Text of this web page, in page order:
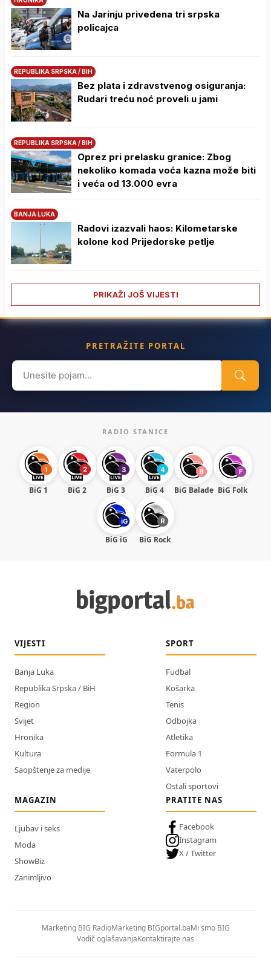
Na Јarinju privedena tri srpska
policajca
REPUBLIKA SRPSKA / BIH
Bez plata i zdravstvenog osiguranja:
Rudari treću noć proveli u jami
REPUBLIKA SRPSKA / BIH
Oprez pri prelasku granice: Zbog
nekoliko komada voća kazna može biti
i veća od 13.000 evra
BANJA LUKA
Radovi izazvali haos: Kilometarske
kolone kod Prijedorske petlje
PRIKAŽI JOŠ VIJESTI
PRETRAŽITE PORTAL
Search
for:
RADIO STANICE
BiG 1 BiG 2 BiG 3 BiG 4 BiG Balade BiG Folk
BiG iG BiG Rock
VIJESTI
Banja Luka
Republika Srpska / BiH
Region
Svijet
Hronika
Kultura
Saopštenje za medije
SPORT
Fudbal
Košarka
Tenis
Odbojka
Atletika
Formula 1
Vaterpolo
Ostali sportovi
MAGAZIN
Ljubav i seks
Moda
ShowBiz
Zanimljivo
PRATITE NAS
Facebook
Instagram
X / Twitter
Marketing BIG RadioMarketing BIGportal.baMi smo BIG
Vodič oglašavanjaKontaktirajte nas